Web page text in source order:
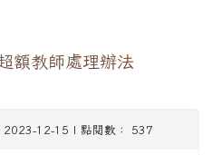
額教師處理辦法
2023-12-15 | 點閱數： 537